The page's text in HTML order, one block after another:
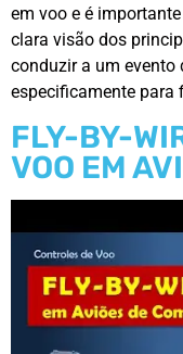
em voo e é
clara visão dos
conduzir a um evento
especificamente para
FLY-BY-
VOO EM